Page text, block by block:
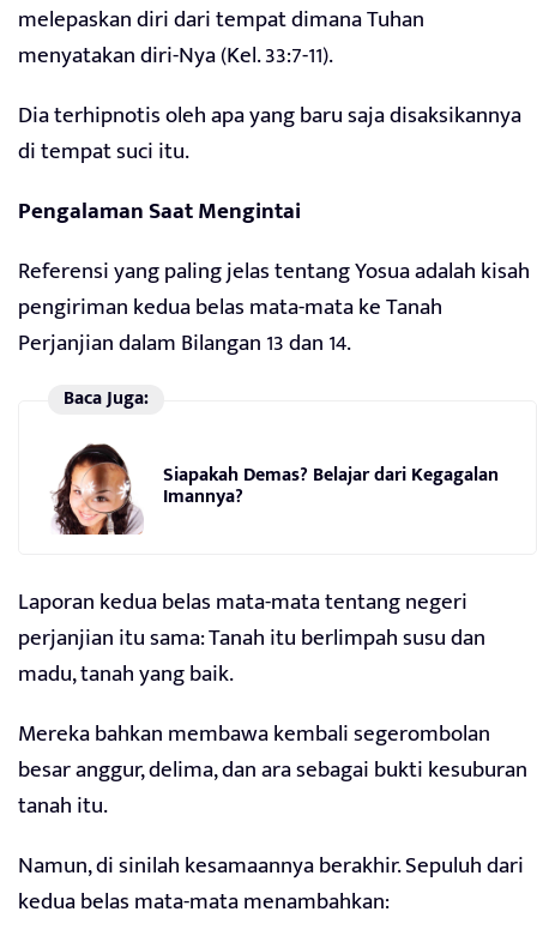
melepaskan diri dari tempat dimana Tuhan
menyatakan diri-Nya (Kel. 33:7-11).
Dia terhipnotis oleh apa yang baru saja disaksikannya
di tempat suci itu.
Pengalaman Saat Mengintai
Referensi yang paling jelas tentang Yosua adalah kisah
pengiriman kedua belas mata-mata ke Tanah
Perjanjian dalam Bilangan 13 dan 14.
Baca Juga:
Siapakah Demas? Belajar dari Kegagalan
Imannya?
Laporan kedua belas mata-mata tentang negeri
perjanjian itu sama: Tanah itu berlimpah susu dan
madu, tanah yang baik.
Mereka bahkan membawa kembali segerombolan
besar anggur, delima, dan ara sebagai bukti kesuburan
tanah itu.
Namun, di sinilah kesamaannya berakhir. Sepuluh dari
kedua belas mata-mata menambahkan: